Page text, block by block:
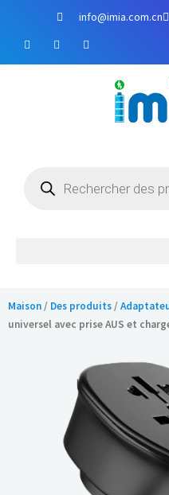
contenu
info@imia.com.cn
F
a
c
Y
o
u
I
n
s
produits
Maison/ Des produits/
universel avec prise AUS et